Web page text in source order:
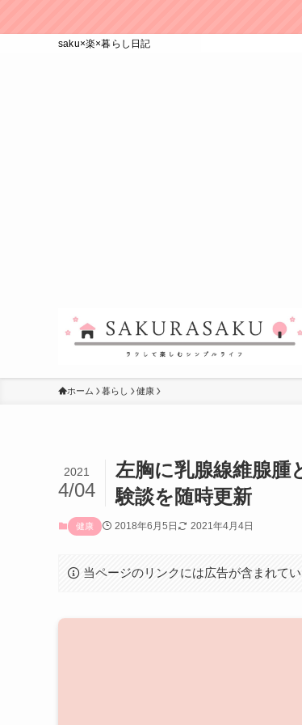
saku×楽×暮らし日記
ホーム 暮らし 健康
左胸に乳腺線維腺腫
験談を随時更新
2021
4/04
健康 2018年6月5日 2021年4月4日
当ページのリンクには広告が含まれてい